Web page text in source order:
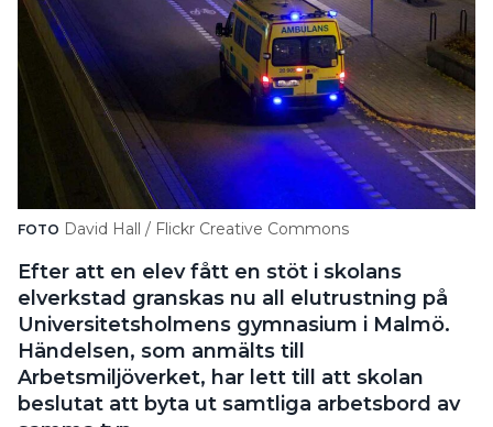
FOTO David Hall / Flickr Creative Commons
Efter att en elev fått en stöt i skolans
elverkstad granskas nu all elutrustning på
Universitetsholmens gymnasium i Malmö.
Händelsen, som anmälts till
Arbetsmiljöverket, har lett till att skolan
beslutat att byta ut samtliga arbetsbord av